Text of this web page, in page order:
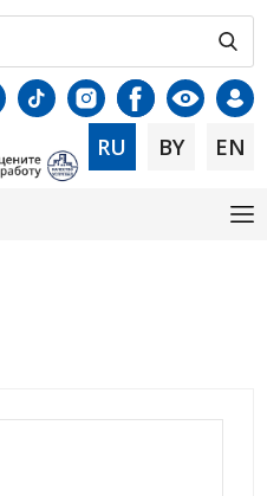
RU BY EN